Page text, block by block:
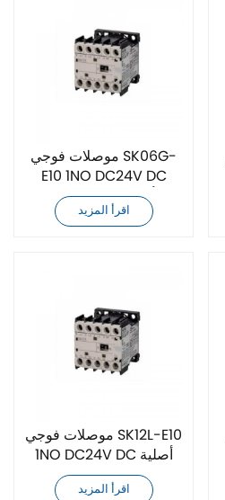
موصلات فوجي SK06G-
E10 1NO DC24V DC
أصلية جديدة تمامًا
اقرأ المزيد
موصلات فوجي SK12L-E10
1NO DC24V DC أصلية
جديدة تمامًا
اقرأ المزيد